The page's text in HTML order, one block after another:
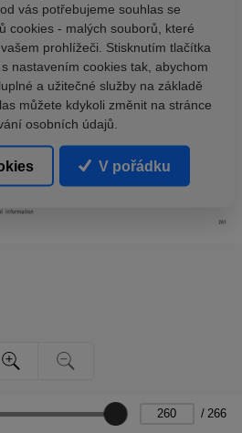
/ 266
vás potřebujeme souhlas se
cookies - malých souborů, které
prohlížeči. Stisknutím tlačítka
s nastavením cookies tak, abychom
a užitečné služby na základě
můžete kdykoli změnit na stránce
osobních údajů.
V pořádku